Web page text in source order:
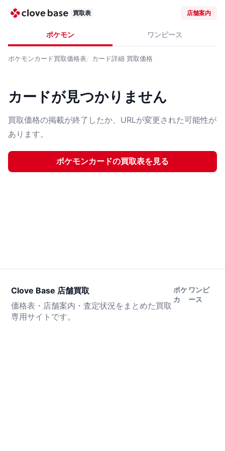
買取表 店舗案内
ポケモン ワンピース
ポケモンカード買取価格表 カード詳細 買取価格
カードが見つかりません
買取価格の掲載が終了したか、URLが変更された可能性が
あります。
ポケモンカードの買取表を見る
Clove Base 店舗買取
価格表・店舗案内・査定状況をまとめた買取
専用サイトです。
ポケ
カ
ワンピ
ース